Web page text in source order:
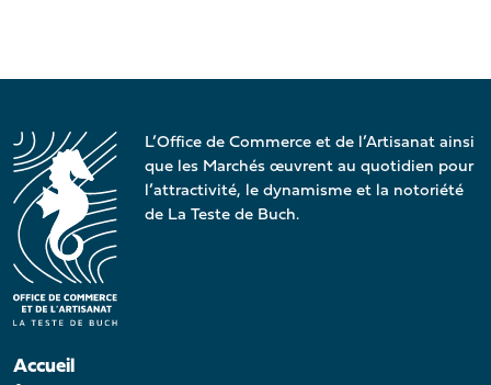
L’Office de Commerce et de l’Artisanat ainsi
que les Marchés œuvrent au quotidien pour
l’attractivité, le dynamisme et la notoriété
de La Teste de Buch.
Accueil